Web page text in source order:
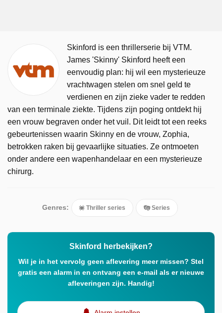
Skinford is een thrillerserie bij VTM.
James 'Skinny' Skinford heeft een
eenvoudig plan: hij wil een mysterieuze
vrachtwagen stelen om snel geld te
verdienen en zijn zieke vader te redden
van een terminale ziekte. Tijdens zijn poging ontdekt hij
een vrouw begraven onder het vuil. Dit leidt tot een reeks
gebeurtenissen waarin Skinny en de vrouw, Zophia,
betrokken raken bij gevaarlijke situaties. Ze ontmoeten
onder andere een wapenhandelaar en een mysterieuze
chirurg.
Genres: Thriller series Series
Skinford herbekijken?
Wil je in het vervolg geen aflevering meer missen? Stel
gratis een alarm in en ontvang een e-mail als er nieuwe
afleveringen zijn. Handig!